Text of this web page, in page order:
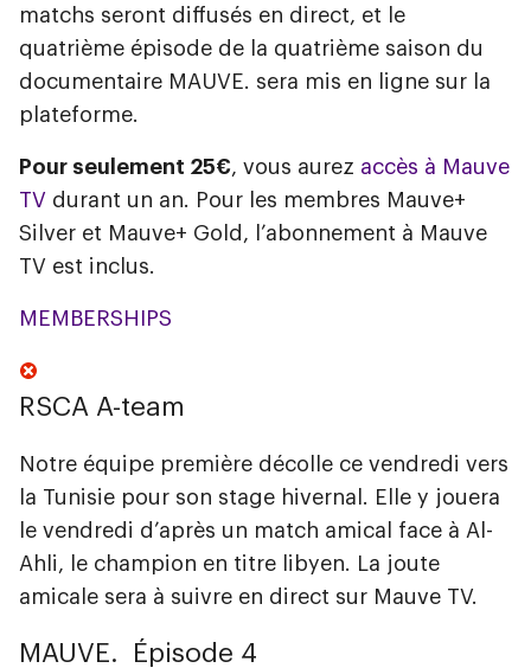
matchs seront diffusés en direct, et le
quatrième épisode de la quatrième saison du
documentaire MAUVE. sera mis en ligne sur la
plateforme.
Pour seulement 25€, vous aurez accès à Mauve
TV durant un an. Pour les membres Mauve+
Silver et Mauve+ Gold, l’abonnement à Mauve
TV est inclus.
MEMBERSHIPS
RSCA A-team
Notre équipe première décolle ce vendredi vers
la Tunisie pour son stage hivernal. Elle y jouera
le vendredi d’après un match amical face à Al-
Ahli, le champion en titre libyen. La joute
amicale sera à suivre en direct sur Mauve TV.
MAUVE. Épisode 4